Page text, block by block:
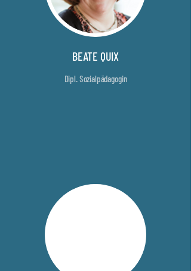
BEATE QUIX
Dipl. Sozialpädagogin